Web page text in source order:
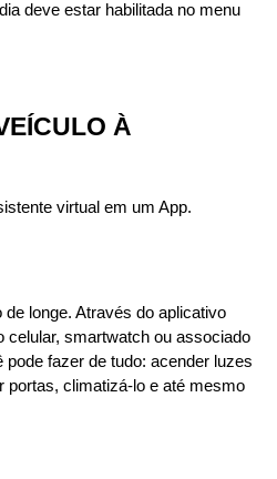
deve estar habilitada no menu
À
virtual em um App.
longe. Através do aplicativo
celular, smartwatch ou associado
fazer de tudo: acender luzes
portas, climatizá-lo e até mesmo